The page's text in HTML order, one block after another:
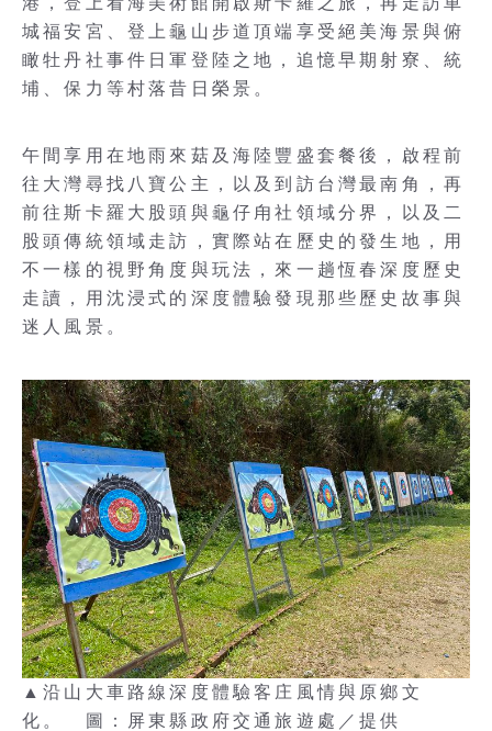
城福安宮、登上龜山步道頂端享受絕美海景與俯
瞰牡丹社事件日軍登陸之地，追憶早期射寮、統
埔、保力等村落昔日榮景。
午間享用在地雨來菇及海陸豐盛套餐後，啟程前
往大灣尋找八寶公主，以及到訪台灣最南角，再
前往斯卡羅大股頭與龜仔甪社領域分界，以及二
股頭傳統領域走訪，實際站在歷史的發生地，用
不一樣的視野角度與玩法，來一趟恆春深度歷史
走讀，用沈浸式的深度體驗發現那些歷史故事與
迷人風景。
▲沿山大車路線深度體驗客庄風情與原鄉文
化。 圖：屏東縣政府交通旅遊處／提供